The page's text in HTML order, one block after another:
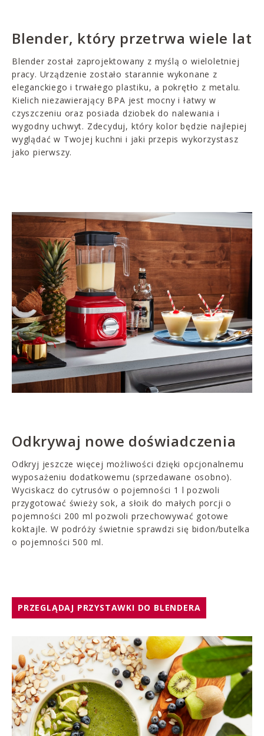
Blender, który przetrwa wiele lat
Blender został zaprojektowany z myślą o wieloletniej
pracy. Urządzenie zostało starannie wykonane z
eleganckiego i trwałego plastiku, a pokrętło z metalu.
Kielich niezawierający BPA jest mocny i łatwy w
czyszczeniu oraz posiada dziobek do nalewania i
wygodny uchwyt. Zdecyduj, który kolor będzie najlepiej
wyglądać w Twojej kuchni i jaki przepis wykorzystasz
jako pierwszy.
Odkrywaj nowe doświadczenia
Odkryj jeszcze więcej możliwości dzięki opcjonalnemu
wyposażeniu dodatkowemu (sprzedawane osobno).
Wyciskacz do cytrusów o pojemności 1 l pozwoli
przygotować świeży sok, a słoik do małych porcji o
pojemności 200 ml pozwoli przechowywać gotowe
koktajle. W podróży świetnie sprawdzi się bidon/butelka
o pojemności 500 ml.
PRZEGLĄDAJ PRZYSTAWKI DO BLENDERA